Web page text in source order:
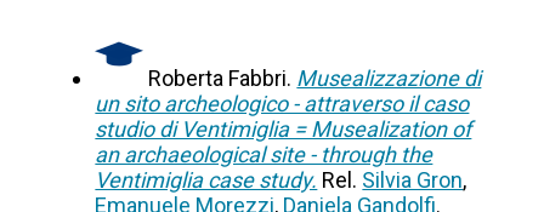
Roberta Fabbri. Musealizzazione di
un sito archeologico - attraverso il caso
studio di Ventimiglia = Musealization of
an archaeological site - through the
Ventimiglia case study. Rel. Silvia Gron,
Emanuele Morezzi, Daniela Gandolfi.